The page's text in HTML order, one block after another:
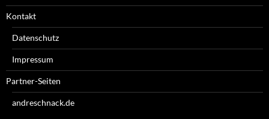
Kontakt
Datenschutz
Impressum
Partner-Seiten
andreschnack.de